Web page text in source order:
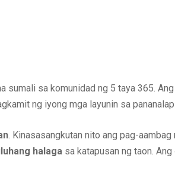
sa komunidad ng 5 taya 365.
ng iyong mga layunin sa
. Kinasasangkutan nito ang pag-
halaga sa katapusan ng taon.